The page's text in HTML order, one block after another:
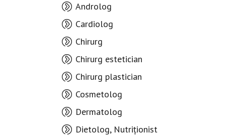
Androlog
Cardiolog
Chirurg
Chirurg estetician
Chirurg plastician
Cosmetolog
Dermatolog
Dietolog, Nutriționist